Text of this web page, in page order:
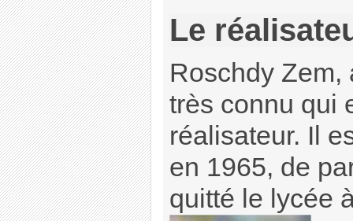
Le
Roschdy Zem,
très connu qui
réalisateur. Il
en 1965, de
quitté le lycée